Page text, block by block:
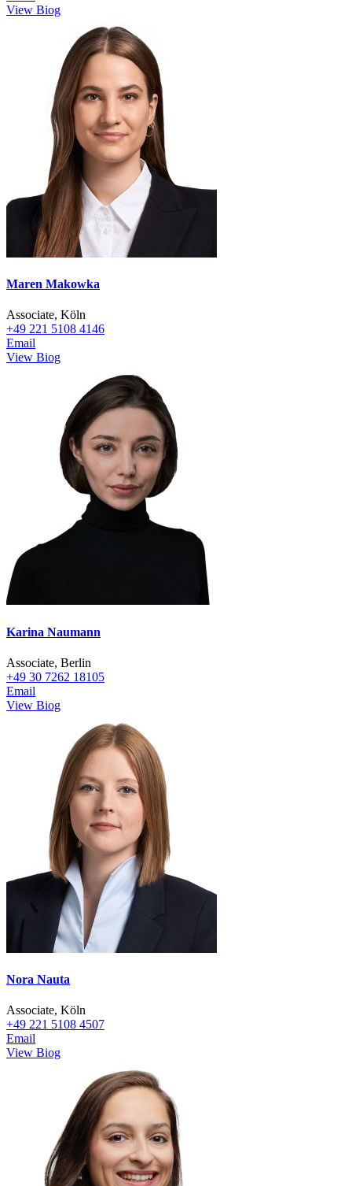
View Biog
Maren Makowka
Associate, Köln
+49 221 5108 4146
Email
View Biog
Karina Naumann
Associate, Berlin
+49 30 7262 18105
Email
View Biog
Nora Nauta
Associate, Köln
+49 221 5108 4507
Email
View Biog